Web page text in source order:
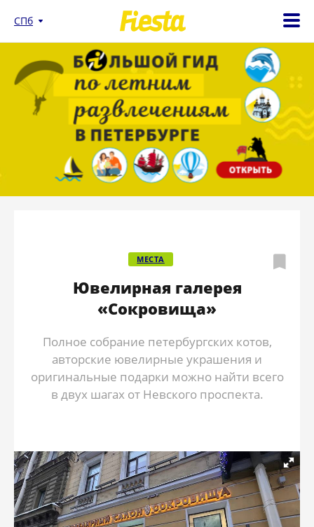
СПб
МЕСТА
Ювелирная галерея
«Сокровища»
Полное собрание петербургских котов,
авторские ювелирные украшения и
оригинальные подарки можно найти всего
в двух шагах от Невского проспекта.